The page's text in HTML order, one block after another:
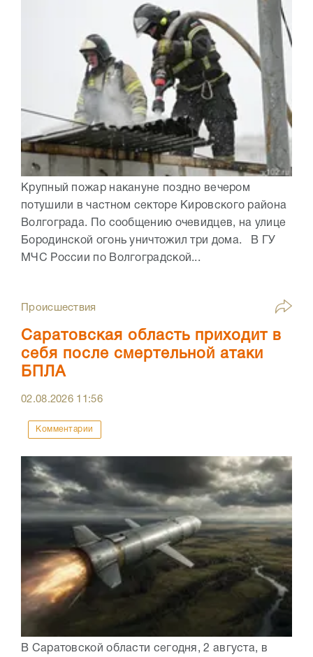
Крупный пожар накануне поздно вечером
потушили в частном секторе Кировского района
Волгограда. По сообщению очевидцев, на улице
Бородинской огонь уничтожил три дома. В ГУ
МЧС России по Волгоградской...
Происшествия
Саратовская область приходит в
себя после смертельной атаки
БПЛА
02.08.2026 11:56
Комментарии
В Саратовской области сегодня, 2 августа, в